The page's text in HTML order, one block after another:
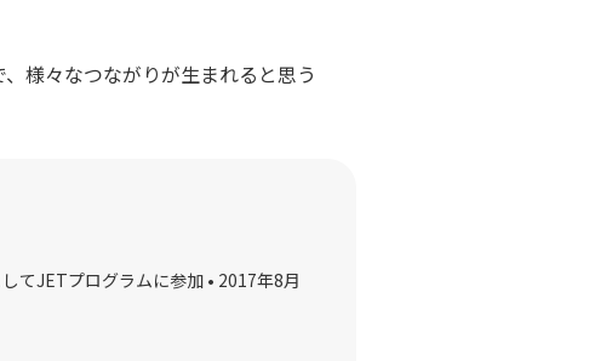
様々なつながりが生まれると思う
てJETプログラムに参加 • 2017年8月